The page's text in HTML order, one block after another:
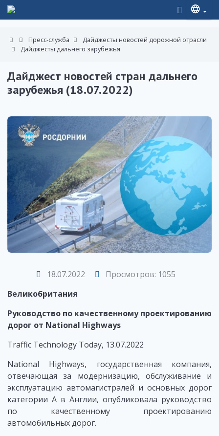
Пресс-служба
Дайджесты новостей дорожной отрасли
Дайджесты дальнего зарубежья
Дайджест новостей стран дальнего
зарубежья (18.07.2022)
18.07.2022
Просмотров: 1055
Великобритания
Руководство по качественному проектированию
дорог от National Highways
Traffic Technology Today, 13.07.2022
National Highways, государственная компания,
отвечающая за модернизацию, обслуживание и
эксплуатацию автомагистралей и основных дорог
категории А в Англии, опубликовала руководство
по качественному проектированию
автомобильных дорог.